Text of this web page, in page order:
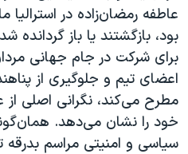
عاطفه رمضان‌زاده در استرالیا
بود، بازگشتند یا باز گردانده
برای شرکت در جام جهانی
اعضای تیم و جلوگیری از
مطرح می‌کند، نگرانی اصلی
خود را نشان می‌دهد.